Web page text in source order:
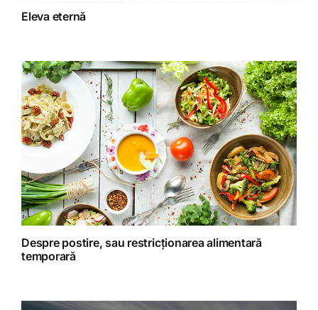
Homeopatie
Retete fructariene
Retete preparate
Retete Raw (nepreparate termic)
Eleva eternă
Despre postire, sau restricționarea alimentară
temporară